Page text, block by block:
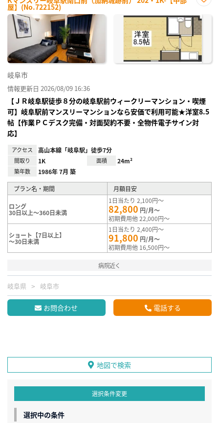
屋】(No.722152)
に入
録
岐阜市
情報更新日 2026/08/09 16:36
【ＪＲ岐阜駅徒歩８分の岐阜駅前ウィークリーマンション・喫煙
可】岐阜駅前マンスリーマンションなら安価で利用可能★洋室8.5
帖【作業ＰＣデスク完備・対面契約不要・全物件電子サイン対
応】
アクセス 高山本線「岐阜駅」徒歩7分
間取り 1K 面積 24m²
築年数 1986年 7月 築
プラン名・期間 月額目安
ロング
30日以上～360日未満
1日当たり 2,100円～
82,800 円/月～
初期費用他 22,000円～
ショート【7日以上】
～30日未満
1日当たり 2,400円～
91,800 円/月～
初期費用他 16,500円～
病院近く
岐阜県 岐阜市
お問合わせ 電話する
地図で検索
選択条件変更
選択中の条件